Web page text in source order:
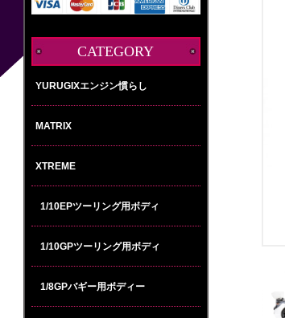
CATEGORY
YURUGIXエンジン慣らし
MATRIX
XTREME
1/10EPツーリング用ボディ
1/10GPツーリング用ボディ
1/8GPバギー用ボディー